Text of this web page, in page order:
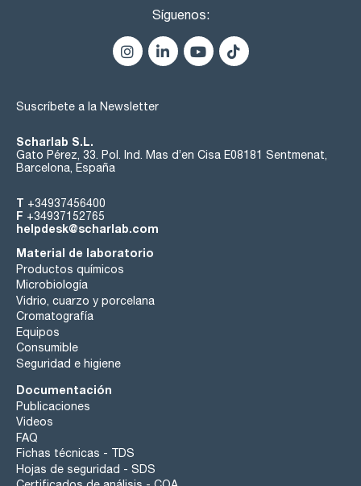
Síguenos:
Suscríbete a la Newsletter
Scharlab S.L.
Gato Pérez, 33. Pol. Ind. Mas d’en Cisa E08181 Sentmenat,
Barcelona, España
T +34937456400
F +34937152765
helpdesk@scharlab.com
Material de laboratorio
Productos químicos
Microbiología
Vidrio, cuarzo y porcelana
Cromatografía
Equipos
Consumible
Seguridad e higiene
Documentación
Publicaciones
Videos
FAQ
Fichas técnicas - TDS
Hojas de seguridad - SDS